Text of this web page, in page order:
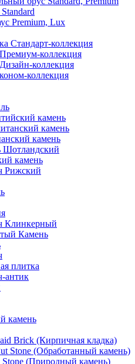
Premium, Lux
Стандарт-коллекция
коллекция
коллекция
коллекция
камень
камень
камень
Шотландский
камень
Рижский
Клинкерный
Камень
плитка
антик
камень
Brick (Кирпичная кладка)
Stone (Обработанный камень)
Stone (Природный камень)